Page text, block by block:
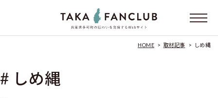
HOME > 取材記事 > しめ縄
# しめ縄